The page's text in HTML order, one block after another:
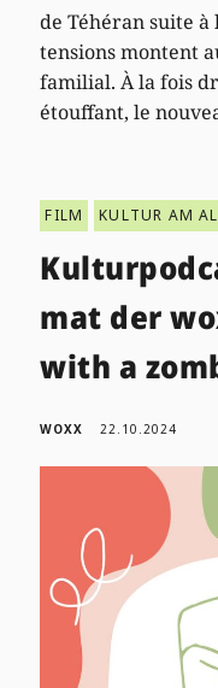
de Téhéran suite
tensions montent
familial. À la fois
étouffant, le
FILM KULTUR AM
mat der
with a
WOXX 22.10.2024